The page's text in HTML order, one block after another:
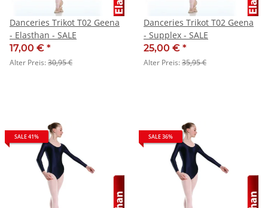
Danceries Trikot T02 Geena
- Elasthan - SALE
17,00 € *
Alter Preis:30,95 €
Danceries Trikot T02 Geena
- Supplex - SALE
25,00 € *
Alter Preis:35,95 €
SALE 41% SALE 36%